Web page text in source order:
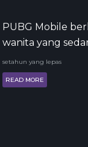
PUBG Mobile
wanita yang
setahun yang lepas
READ MORE